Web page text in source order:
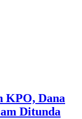
KPO, Dana
Ditunda